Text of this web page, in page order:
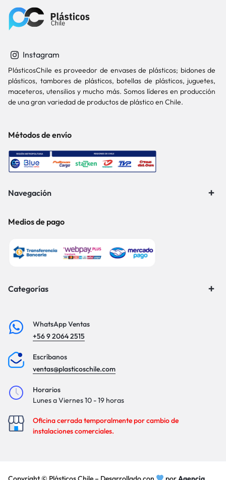
Instagram
PlásticosChile es proveedor de envases de plásticos; bidones de
plásticos, tambores de plásticos, botellas de plásticos, juguetes,
maceteros, utensilios y mucho más. Somos líderes en producción
de una gran variedad de productos de plástico en Chile.
Métodos de envío
Navegación
Medios de pago
Categorías
WhatsApp Ventas
+56 9 2064 2515
Escríbanos
ventas@plasticoschile.com
Horarios
Lunes a Viernes 10 - 19 horas
Oficina cerrada temporalmente por cambio de
instalaciones comerciales.